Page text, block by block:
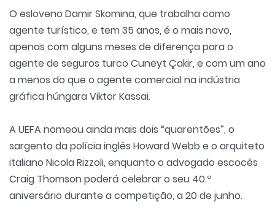
O esloveno Damir Skomina, que trabalha como
agente turístico, e tem 35 anos, é o mais novo,
apenas com alguns meses de diferença para o
agente de seguros turco Cuneyt Çakir, e com um ano
a menos do que o agente comercial na indústria
gráfica húngara Viktor Kassai.
A UEFA nomeou ainda mais dois “quarentões”, o
sargento da polícia inglês Howard Webb e o arquiteto
italiano Nicola Rizzoli, enquanto o advogado escocês
Craig Thomson poderá celebrar o seu 40.º
aniversário durante a competição, a 20 de junho.